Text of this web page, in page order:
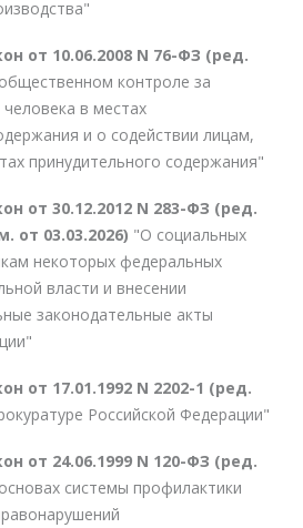
от 10.06.2008 N 76-ФЗ (ред.
контроле за
в местах
и о содействии лицам,
принудительного содержания"
от 30.12.2012 N 283-ФЗ (ред.
от 03.03.2026) "О социальных
некоторых федеральных
власти и внесении
законодательные акты
от 17.01.1992 N 2202-1 (ред.
Российской Федерации"
от 24.06.1999 N 120-ФЗ (ред.
системы профилактики